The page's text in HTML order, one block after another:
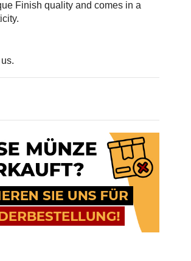
Finish quality and comes in a